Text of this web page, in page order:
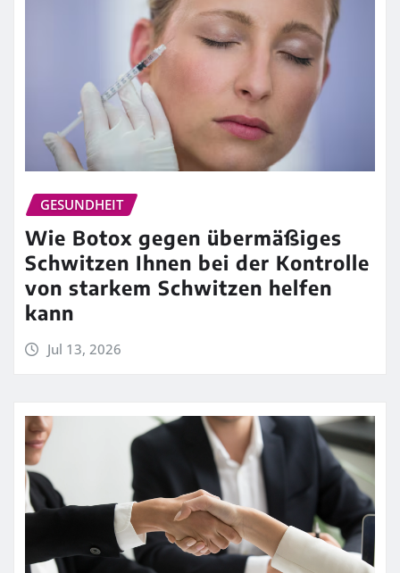
GESUNDHEIT
Wie Botox gegen übermäßiges
Schwitzen Ihnen bei der Kontrolle
von starkem Schwitzen helfen
kann
Jul 13, 2026